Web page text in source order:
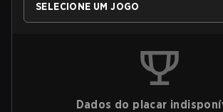
SELECIONE UM JOGO
Dados do placar